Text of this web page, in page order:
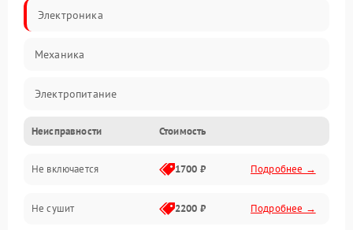
Электроника
Механика
Электропитание
Нагрев
Механические повреждения
Оптика
Неисправности Стоимость
Не включается 1700 ₽ Подробнее →
Не сушит 2200 ₽ Подробнее →